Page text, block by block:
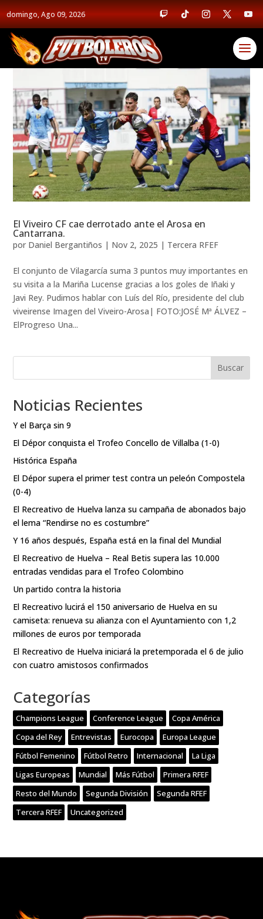
domingo, Ago 09, 2026
El Viveiro CF cae derrotado ante el Arosa en
Cantarrana.
por Daniel Bergantiños | Nov 2, 2025 | Tercera RFEF
El conjunto de Vilagarcía suma 3 puntos muy importantes en
su visita a la Mariña Lucense gracias a los goles de Iñaki y
Javi Rey. Pudimos hablar con Luís del Río, presidente del club
viveirense Imagen del Viveiro-Arosa| FOTO:JOSÉ Mª ÁLVEZ –
ElProgreso Una...
Buscar
Noticias Recientes
Y el Barça sin 9
El Dépor conquista el Trofeo Concello de Villalba (1-0)
Histórica España
El Dépor supera el primer test contra un peleón Compostela
(0-4)
El Recreativo de Huelva lanza su campaña de abonados bajo
el lema “Rendirse no es costumbre”
Y 16 años después, España está en la final del Mundial
El Recreativo de Huelva – Real Betis supera las 10.000
entradas vendidas para el Trofeo Colombino
Un partido contra la historia
El Recreativo lucirá el 150 aniversario de Huelva en su
camiseta: renueva su alianza con el Ayuntamiento con 1,2
millones de euros por temporada
El Recreativo de Huelva iniciará la pretemporada el 6 de julio
con cuatro amistosos confirmados
Categorías
Champions League Conference League
Copa América
Copa del Rey
Entrevistas Eurocopa
Europa League
Fútbol Femenino
Fútbol Retro Internacional
La Liga
Ligas Europeas
Mundial Más Fútbol
Primera RFEF
Resto del Mundo
Segunda División
Segunda RFEF
Tercera RFEF
Uncategorized